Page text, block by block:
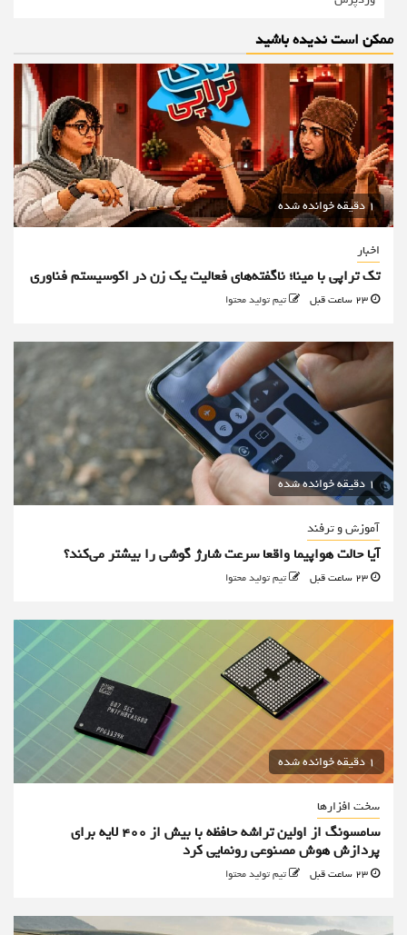
ممکن است ندیده باشید
1 دقیقه خوانده شده
اخبار
تک تراپی با مینا؛ ناگفته‌های فعالیت یک زن در اکوسیستم فناوری
تیم تولید محتوا
1 دقیقه خوانده شده
آموزش و ترفند
آیا حالت هواپیما واقعا سرعت شارژ گوشی را بیشتر می‌کند؟
تیم تولید محتوا
1 دقیقه خوانده شده
سخت افزارها
سامسونگ از اولین تراشه حافظه با بیش از ۴۰۰ لایه برای
پردازش هوش مصنوعی رونمایی کرد
تیم تولید محتوا